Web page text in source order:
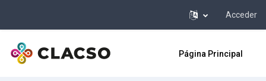
Acceder
Página Principal